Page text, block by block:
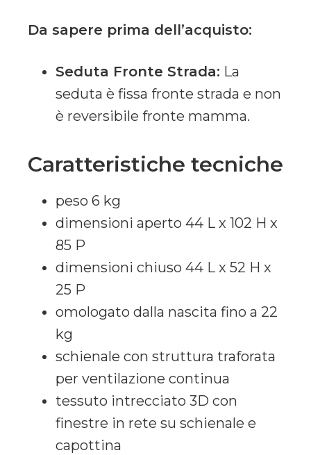
Da sapere prima dell’acquisto:
Seduta Fronte Strada: La
seduta è fissa fronte strada e non
è reversibile fronte mamma.
Caratteristiche tecniche
peso 6 kg
dimensioni aperto 44 L x 102 H x
85 P
dimensioni chiuso 44 L x 52 H x
25 P
omologato dalla nascita fino a 22
kg
schienale con struttura traforata
per ventilazione continua
tessuto intrecciato 3D con
finestre in rete su schienale e
capottina